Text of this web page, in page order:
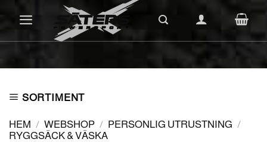
SORTIMENT
HEM / WEBSHOP / PERSONLIG UTRUSTNING /
RYGGSÄCK & VÄSKA